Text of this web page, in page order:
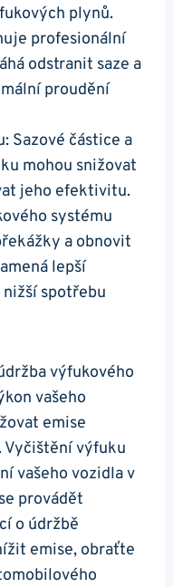
plynů.
profesionální⁢
​odstranit saze a
​proudění
Sazové částice a
mohou​ snižovat
jeho ‍efektivitu.
systému
a obnovit⁤
lepší⁣
​spotřebu⁢
výfukového
vašeho
emise
Vyčištění výfuku
​vašeho⁤ vozidla v
provádět
o údržbě
emise, obraťte